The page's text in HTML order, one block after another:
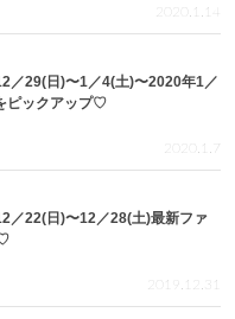
2020.1.14
／29(日)〜1／4(土)〜2020年1／
ピックアップ♡
2020.1.7
／22(日)〜12／28(土)最新ファ
2019.12.31